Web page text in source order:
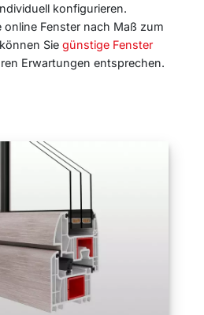
konfigurieren.
online Fenster nach Maß zum
Sie günstige Fenster
Erwartungen entsprechen.